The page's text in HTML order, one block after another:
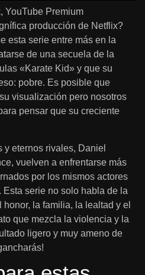
YouTube Premium
producción de Netflix?
esta serie entre más en la
de una secuela de la
«Karate Kid» y que su
pobre. Es posible que
visualización pero nosotros
pensar que su creciente
y eternos rivales, Daniel
vuelven a enfrentarse más
por los mismos actores
serie no solo habla de la
la familia, la lealtad y el
que mezcla la violencia y la
ligero y muy ameno de